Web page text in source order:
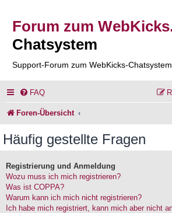
Forum zum
Chatsystem
Support-Forum zum WebKicks-Chatsystem
FAQ
Foren-Übersicht
Häufig gestellte Fragen
Registrierung und Anmeldung
Wozu muss ich mich registrieren?
Was ist COPPA?
Warum kann ich mich nicht registrieren?
Ich habe mich registriert, kann mich aber nicht